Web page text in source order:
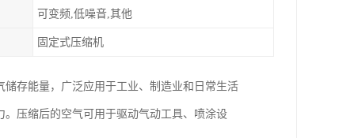
可变频,低噪音,其他
固定式压缩机
存能量，广泛应用于工业、制造业和日常生活
压缩后的空气可用于驱动气动工具、喷涂设